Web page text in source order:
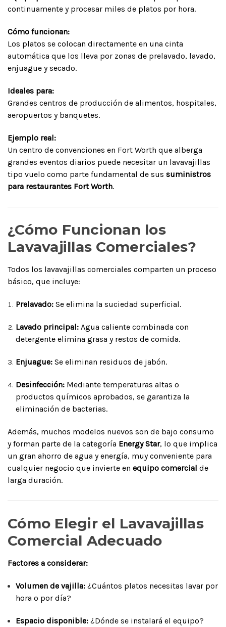
continuamente y procesar miles de platos por hora.
Cómo funcionan:
Los platos se colocan directamente en una cinta
automática que los lleva por zonas de prelavado, lavado,
enjuague y secado.
Ideales para:
Grandes centros de producción de alimentos, hospitales,
aeropuertos y banquetes.
Ejemplo real:
Un centro de convenciones en Fort Worth que alberga
grandes eventos diarios puede necesitar un lavavajillas
tipo vuelo como parte fundamental de sus suministros
para restaurantes Fort Worth.
¿Cómo Funcionan los
Lavavajillas Comerciales?
Todos los lavavajillas comerciales comparten un proceso
básico, que incluye:
Prelavado: Se elimina la suciedad superficial.
Lavado principal: Agua caliente combinada con
detergente elimina grasa y restos de comida.
Enjuague: Se eliminan residuos de jabón.
Desinfección: Mediante temperaturas altas o
productos químicos aprobados, se garantiza la
eliminación de bacterias.
Además, muchos modelos nuevos son de bajo consumo
y forman parte de la categoría Energy Star, lo que implica
un gran ahorro de agua y energía, muy conveniente para
cualquier negocio que invierte en equipo comercial de
larga duración.
Cómo Elegir el Lavavajillas
Comercial Adecuado
Factores a considerar:
Volumen de vajilla: ¿Cuántos platos necesitas lavar por
hora o por día?
Espacio disponible: ¿Dónde se instalará el equipo?